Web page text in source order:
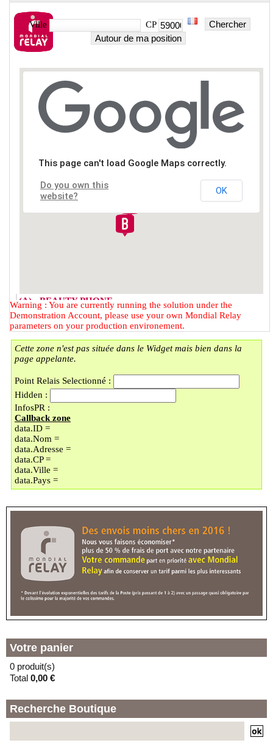
Ville CP
Chercher
Autour de ma position
This page can't load Google Maps correctly.
Do you own this
website?
OK
(A) - BEAUTY PHONE
2 RUE DU FAUBOURG DES
POSTES
59000 - LILLE
(B) - LOCKER BMOBILE
57 RUE DU FAUBOURG DES
59000 - LILLE
(C) - LOCKER LAVOMATIC
PLACE DOREZ/LI
9 PLACE BARTHELEMY DOREZ
59000 - LILLE
(D) - UNIQUE COIN
En vacances jusqu'au 30/08/2026
89 BOULEVARD MONTEBELLO
59000 - LILLE
130 BOULEVARD
59000 - LILLE
(F) - LOCKER TECHNOPHONE
RUE JULES GU
73 RUE JULES GUESDE
59000 - LILLE
(G) - LOCKER LA LAVERIE
11 PLACE DE LA SOLIDARITE
Warning : You are currently running the solution under the
Demonstration Account, please use your own Mondial Relay
parameters on your production environement.
Cette zone n'est pas située dans le Widget mais bien dans la
page appelante.
Point Relais Selectionné :
Hidden :
InfosPR :
Callback zone
data.ID =
data.Nom =
data.Adresse =
data.CP =
data.Ville =
data.Pays =
Votre panier
0 produit(s)
Total 0,00 €
Recherche Boutique